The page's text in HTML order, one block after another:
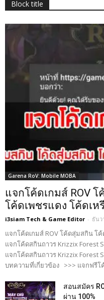
Block title
Garena RoV: Mobile MOBA
แจกโค้ดเกมส์ ROV
โค้ดเพชรแดง โค้ดเห
i3siam Tech & Game Editor - ธันว
แจกโค้ดเกมส์ ROV โค้ดสุ่มสกิน โ
แจกโค้ดสกินถาวร Krizzix Forest
แจกโค้ดสกินถาวร Krizzix Forest
บทความที่เกี่ยวข้อง >>> แจกฟรีโ
สอนสมัคร
ผ่าน 100%